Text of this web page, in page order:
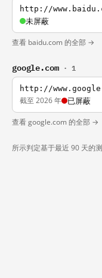
http://
未屏蔽
查看 baidu.com 的全部 →
google.com · 1
http://
截至 2026 年 已屏蔽
查看 google.com 的全部 →
所示判定基于最近 90 天的